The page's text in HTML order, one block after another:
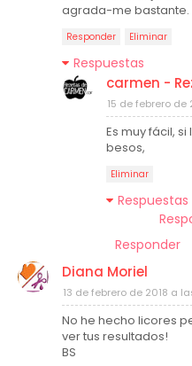
agrada-me bastante.
Responder Eliminar
Respuestas
carmen -
15 de febrero de
Es muy fácil,
besos,
Eliminar
Respuestas
Responder
Diana Moriel
13 de febrero de 2018 a
No he hecho licores
ver tus resultados!
BS